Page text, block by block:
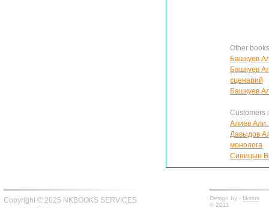
Other
Башкуев
Башкуев
сценарий
Башкуев
Customers
Алиев Али.
Давыдов
монолога
Синицын
Copyright © 2025 NKBOOKS SERVICES
Design by - fiksius
© 2011